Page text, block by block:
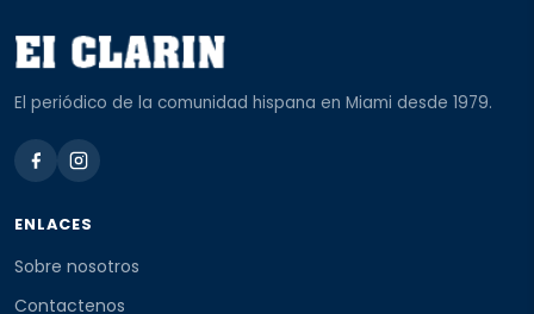
El periódico de la comunidad hispana en Miami desde 1979.
ENLACES
Sobre nosotros
Contactenos